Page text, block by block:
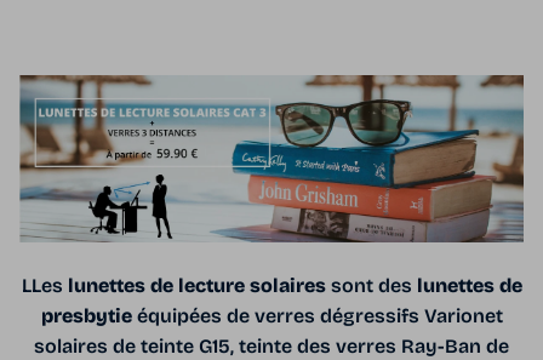
LLes lunettes de lecture solairessont des lunettes de
presbytieéquipées de verres dégressifs Varionet
solaires de teinte G15, teinte des verres Ray-Ban de